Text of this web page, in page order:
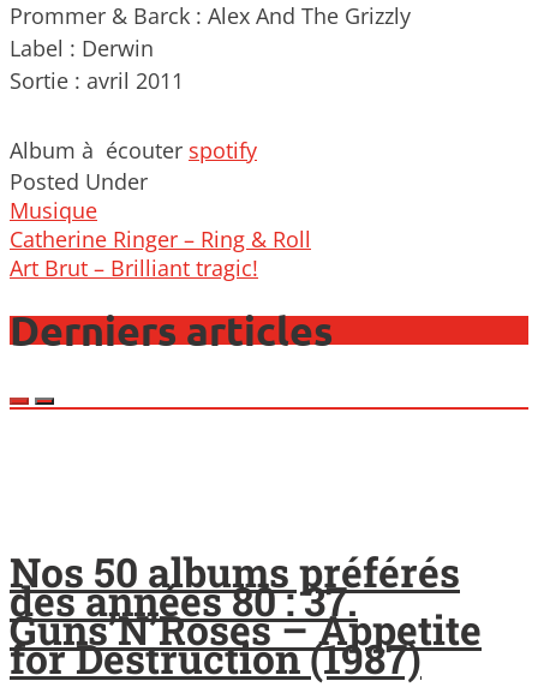
Prommer & Barck : Alex And The Grizzly
Label : Derwin
Sortie : avril 2011
Album à écouter spotify
Posted Under
Musique
Post
navigation
Catherine Ringer – Ring & Roll
Art Brut – Brilliant tragic!
Derniers articles
Nos 50 albums préférés
des années 80 : 37.
Guns’N’Roses – Appetite
for Destruction (1987)